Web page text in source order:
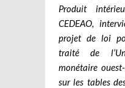
Produit
CEDEAO,
projet de loi
traité de
monétaire
sur les tables